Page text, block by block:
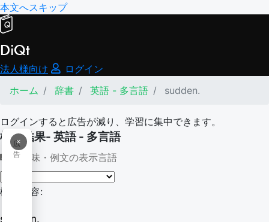
本文へスキップ
DiQt
法人様向け
ログイン
ホーム
辞書 英語 - 多言語 sudden.
ログインすると広告が減り、学習に集中できます。
×
広
告
検索結果- 英語 - 多言語
意味・例文の表示言語
検索内容:
sudden.